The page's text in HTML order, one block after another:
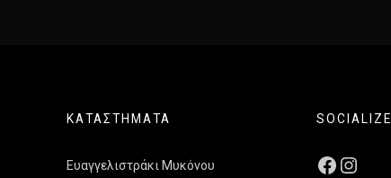
ΚΑΤΑΣΤΗΜΑΤΑ
Ευαγγελιστράκι Μυκόνου
SOCIALIZE